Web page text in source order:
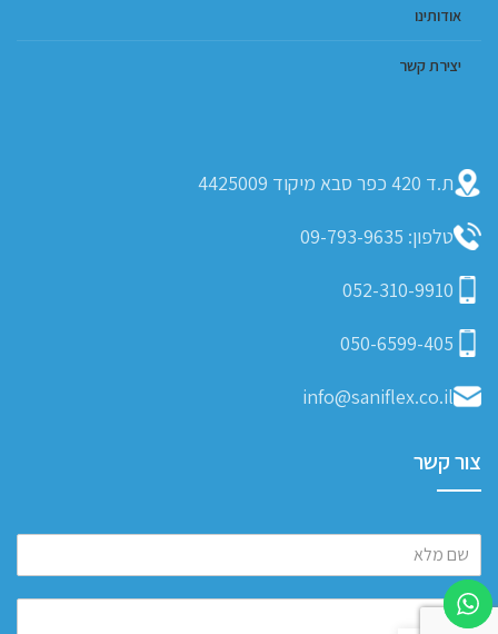
אודותינו
יצירת קשר
ת.ד 420 כפר סבא מיקוד 4425009
טלפון: 09-793-9635
052-310-9910
050-6599-405
info@saniflex.co.il
צור קשר